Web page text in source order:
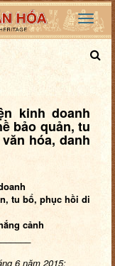
kinh doanh
bảo quản, tu
hóa, danh
tu bổ, phục hồi di
cảnh
6 năm 2015;